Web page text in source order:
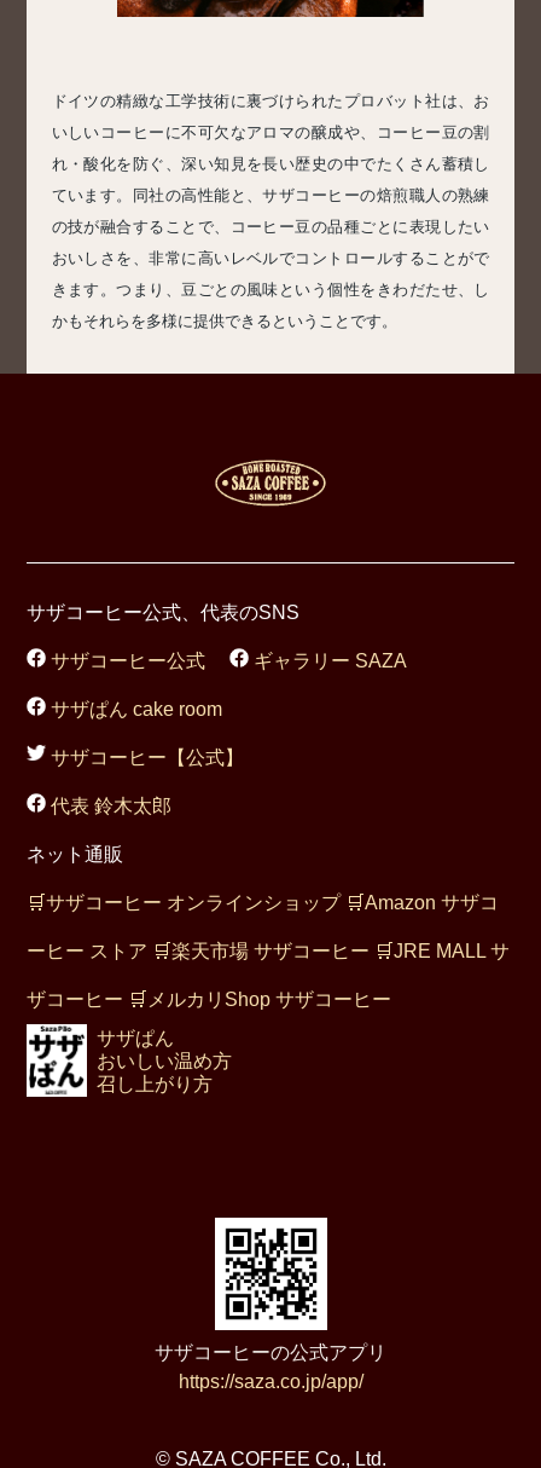
ドイツの精緻な工学技術に裏づけられたプロバット社は、お
いしいコーヒーに不可欠なアロマの醸成や、コーヒー豆の割
れ・酸化を防ぐ、深い知見を長い歴史の中でたくさん蓄積し
ています。同社の高性能と、サザコーヒーの焙煎職人の熟練
の技が融合することで、コーヒー豆の品種ごとに表現したい
おいしさを、非常に高いレベルでコントロールすることがで
きます。つまり、豆ごとの風味という個性をきわだたせ、し
かもそれらを多様に提供できるということです。
サザコーヒー公式、代表のSNS
サザコーヒー公式 ギャラリー SAZA
サザぱん cake room
サザコーヒー【公式】
代表 鈴木太郎
ネット通販
🛒サザコーヒー オンラインショップ 🛒Amazon サザコ
ーヒー ストア 🛒楽天市場 サザコーヒー 🛒JRE MALL サ
ザコーヒー 🛒 メルカリShop サザコーヒー
サザぱん
おいしい温め方
召し上がり方
サザコーヒーの公式アプリ
https://saza.co.jp/app/
© SAZA COFFEE Co., Ltd.